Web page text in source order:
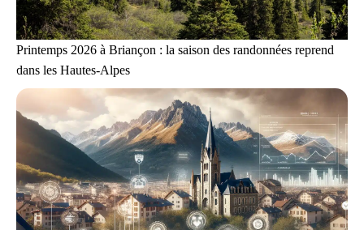
Printemps 2026 à Briançon : la saison des randonnées reprend
dans les Hautes-Alpes